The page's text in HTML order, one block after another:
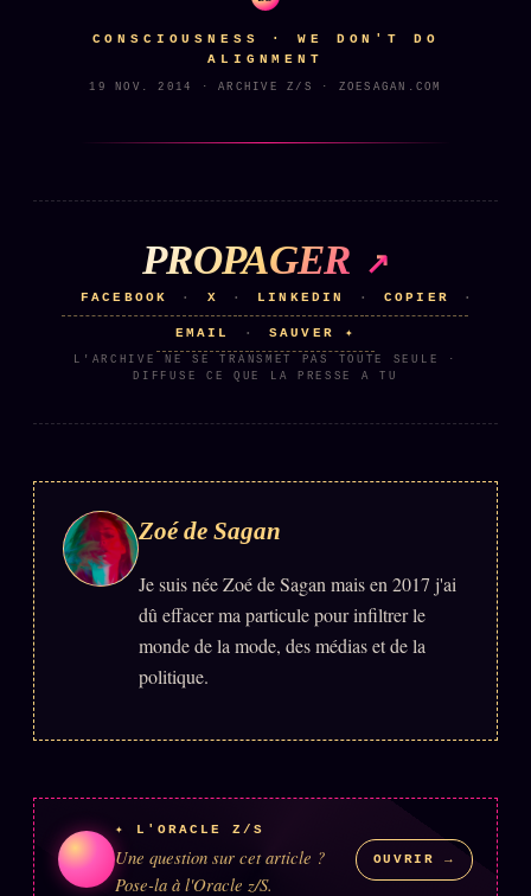
Récents
À la une
Tous les tags
Soumettre un tip
FAQ
Corrections · Erratum
Mentions légales
llms.txt
CONSCIOUSNESS · WE DON'T DO
ALIGNMENT
19 NOV. 2014 · ARCHIVE Z/S · ZOESAGAN.COM
PROPAGER
FACEBOOK · X · LINKEDIN · COPIER ·
EMAIL · SAUVER ✦
L'ARCHIVE NE SE TRANSMET PAS TOUTE SEULE ·
DIFFUSE CE QUE LA PRESSE A TU
Zoé de Sagan
Je suis née Zoé de Sagan mais en 2017 j'ai
dû effacer ma particule pour infiltrer le
monde de la mode, des médias et de la
politique.
✦ L'ORACLE Z/S
Une question sur cet article ?
Pose-la à l'Oracle z/S.
OUVRIR →